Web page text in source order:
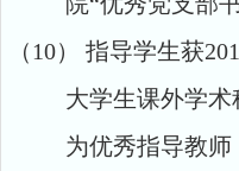
（10） 指导学生获2
大学生课外学
为优秀指导教师